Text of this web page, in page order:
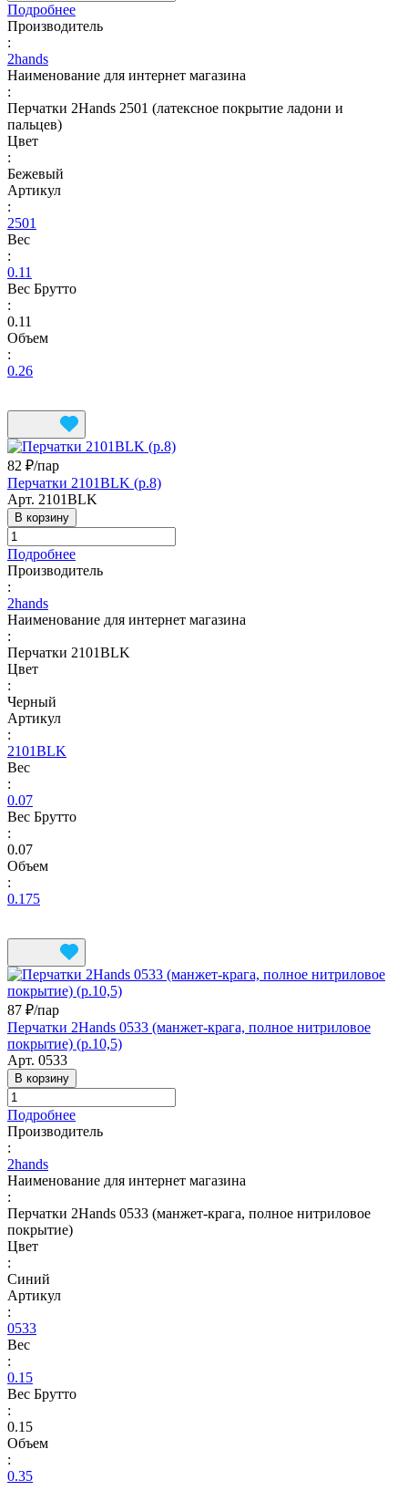
Подробнее
Производитель
:
2hands
Наименование для интернет магазина
:
Перчатки 2Hands 2501 (латексное покрытие ладони и
пальцев)
Цвет
:
Бежевый
Артикул
:
2501
Вес
:
0.11
Вес Брутто
:
0.11
Объем
:
0.26
82 ₽/пар
Перчатки 2101BLK (р.8)
Арт. 2101BLK
В корзину
Подробнее
Производитель
:
2hands
Наименование для интернет магазина
:
Перчатки 2101BLK
Цвет
:
Черный
Артикул
:
2101BLK
Вес
:
0.07
Вес Брутто
:
0.07
Объем
:
0.175
87 ₽/пар
Перчатки 2Hands 0533 (манжет-крага, полное нитриловое
покрытие) (р.10,5)
Арт. 0533
В корзину
Подробнее
Производитель
:
2hands
Наименование для интернет магазина
:
Перчатки 2Hands 0533 (манжет-крага, полное нитриловое
покрытие)
Цвет
:
Синий
Артикул
:
0533
Вес
:
0.15
Вес Брутто
:
0.15
Объем
:
0.35